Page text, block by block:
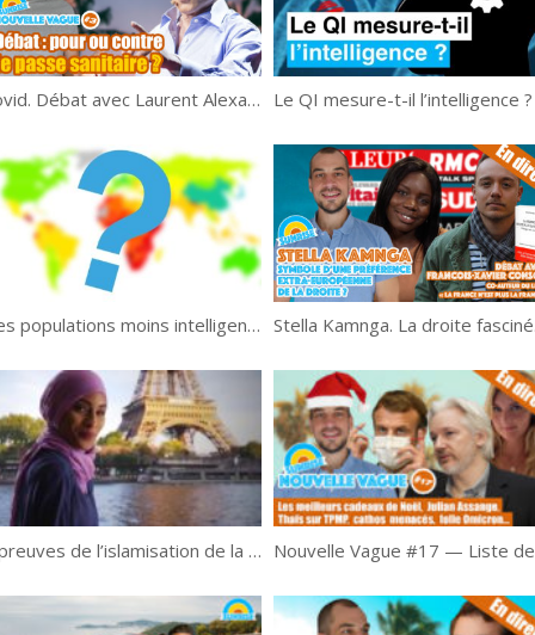
Covid. Débat avec Laurent Alexandre – Nouvelle Vague #3
Des populations moins intelligentes que d’autres ? 🌍📏
7 preuves de l’islamisation de la France ☪️